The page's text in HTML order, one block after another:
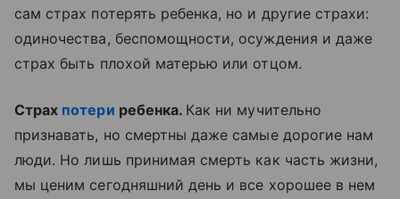
сам страх потерять ребенка, но и другие страхи:
одиночества, беспомощности, осуждения и даже
страх быть плохой матерью или отцом.
Страх потери ребенка. Как ни мучительно
признавать, но смертны даже самые дорогие нам
люди. Но лишь принимая смерть как часть жизни,
мы ценим сегодняшний день и все хорошее в нем